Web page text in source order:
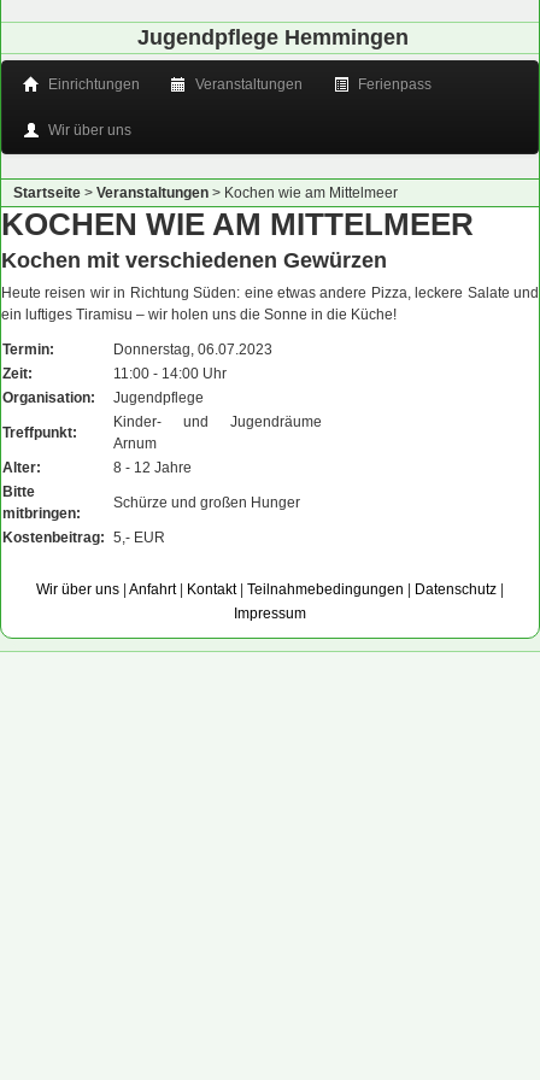
Jugendpflege Hemmingen
Einrichtungen Veranstaltungen Ferienpass
Wir über uns
Startseite > Veranstaltungen > Kochen wie am Mittelmeer
KOCHEN WIE AM MITTELMEER
Kochen mit verschiedenen Gewürzen
Heute reisen wir in Richtung Süden: eine etwas andere Pizza, leckere Salate und
ein luftiges Tiramisu – wir holen uns die Sonne in die Küche!
Termin:
Donnerstag, 06.07.2023
Zeit:
11:00 - 14:00 Uhr
Organisation:
Jugendpflege
Treffpunkt:
Kinder- und Jugendräume
Arnum
Alter:
8 - 12 Jahre
Bitte
mitbringen:
Schürze und großen Hunger
Kostenbeitrag: 5,- EUR
Wir über uns Anfahrt| Kontakt| Teilnahmebedingungen Datenschutz
Impressum